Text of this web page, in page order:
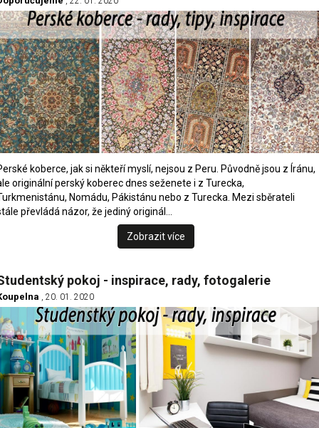
koberce, jak si někteří myslí, nejsou z Peru. Původně jsou z Íránu,
originální perský koberec dnes seženete i z Turecka,
Nomádu, Pákistánu nebo z Turecka. Mezi sběrateli
převládá názor, že jediný originál…
Zobrazit více
pokoj - inspirace, rady, fotogalerie
, 20. 01. 2020